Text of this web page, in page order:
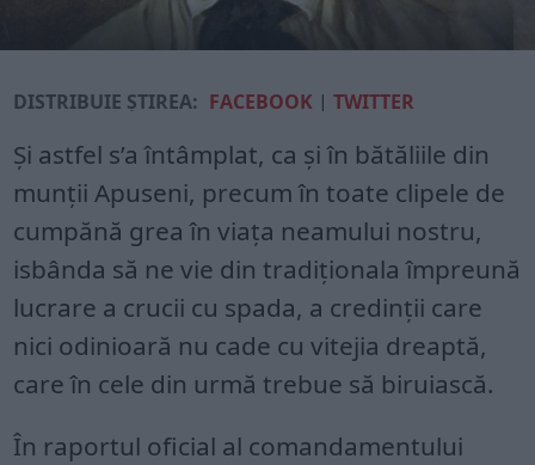
DISTRIBUIE ȘTIREA: FACEBOOK |TWITTER
Şi astfel s’a întâmplat, ca şi în bătăliile din
munţii Apuseni, precum în toate clipele de
cumpănă grea în viaţa neamului nostru,
isbânda să ne vie din tradiţionala împreună
lucrare a crucii cu spada, a credinţii care
nici odinioară nu cade cu vitejia dreaptă,
care în cele din urmă trebue să biruiască.
În raportul oficial al comandamentului